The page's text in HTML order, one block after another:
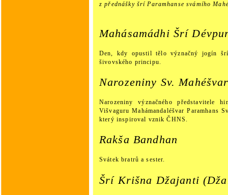
z přednášky šrí Paramhanse svámího
Mahásamádhi Šrí
Den, kdy opustil tělo význačný jogín
šivovského principu.
Narozeniny Sv.
Narozeniny význačného představitele
Višvaguru Mahámandaléšvar Paramhans
který inspiroval vznik ČHNS.
Rakša Bandhan
Svátek bratrů a sester.
Šrí Krišna Džajanti